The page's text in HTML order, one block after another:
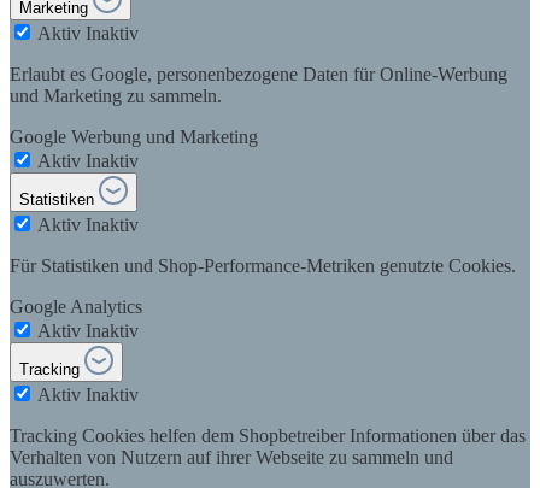
Marketing
Aktiv Inaktiv
Erlaubt es Google, personenbezogene Daten für Online-Werbung
und Marketing zu sammeln.
Google Werbung und Marketing
Aktiv Inaktiv
Statistiken
Aktiv Inaktiv
Für Statistiken und Shop-Performance-Metriken genutzte Cookies.
Google Analytics
Aktiv Inaktiv
Tracking
Aktiv Inaktiv
Tracking Cookies helfen dem Shopbetreiber Informationen über das
Verhalten von Nutzern auf ihrer Webseite zu sammeln und
auszuwerten.